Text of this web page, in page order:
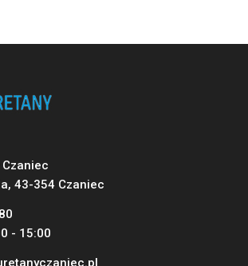
43-354 Czaniec
- 15:00